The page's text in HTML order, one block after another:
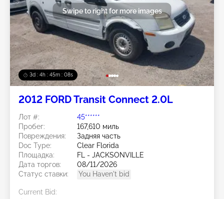
3d : 4h : 45m : 05s
Swipe to right for more images
2012 FORD Transit Connect 2.0L
Лот #:
45******
Пробег:
167,610 миль
Повреждения:
Задняя часть
Doc Type:
Clear Florida
Площадка:
FL - JACKSONVILLE
Дата торгов:
08/11/2026
Статус ставки:
You Haven't bid
Current Bid: